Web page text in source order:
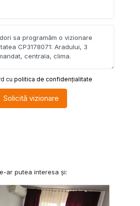
cu politica de confidențialitate
Solicită vizionare
ar putea interesa și: